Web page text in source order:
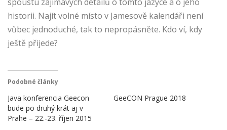
historii. Najít volné místo v Jamesově kalendáři není
vůbec jednoduché, tak to nepropásněte. Kdo ví, kdy
ještě přijede?
Podobné články
Java konferencia Geecon
bude po druhý krát aj v
Prahe – 22.-23. říjen 2015
GeeCON Prague 2018